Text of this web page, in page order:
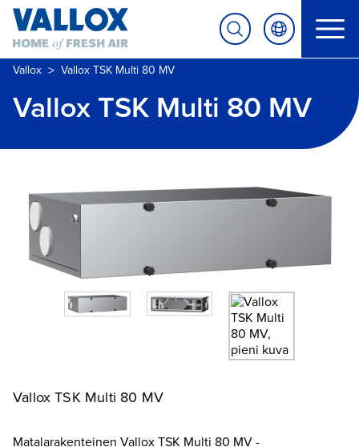
Vallox > Vallox TSK Multi 80 MV
Vallox TSK Multi 80 MV
Vallox TSK Multi 80 MV
Matalarakenteinen Vallox TSK Multi 80 MV -